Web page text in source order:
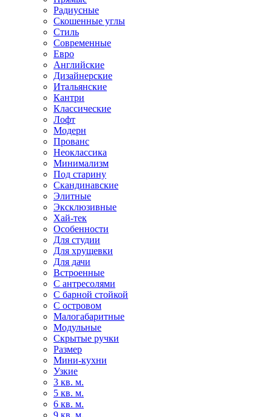
Радиусные
Скошенные углы
Стиль
Современные
Евро
Английские
Дизайнерские
Итальянские
Кантри
Классические
Лофт
Модерн
Прованс
Неоклассика
Минимализм
Под старину
Скандинавские
Элитные
Эксклюзивные
Хай-тек
Особенности
Для студии
Для хрущевки
Для дачи
Встроенные
С антресолями
С барной стойкой
С островом
Малогабаритные
Модульные
Скрытые ручки
Размер
Мини-кухни
Узкие
3 кв. м.
5 кв. м.
6 кв. м.
9 кв. м.